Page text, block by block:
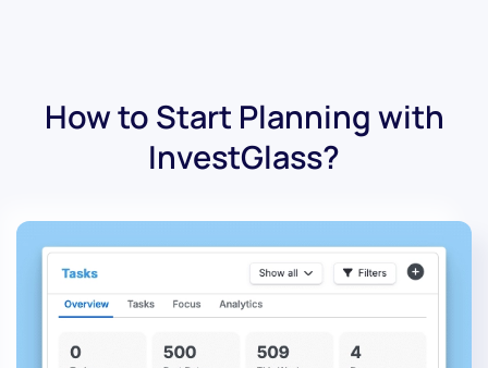
How to Start Planning with
InvestGlass?